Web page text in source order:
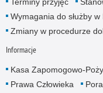
Wymagania do służby w
Zmiany w procedurze
Informacje
Kasa Zapomogowo-
Prawa Człowieka